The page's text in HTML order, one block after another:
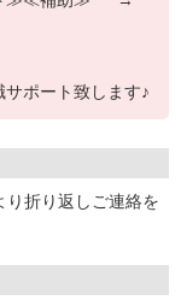
ポート致します♪
り折り返しご連絡を